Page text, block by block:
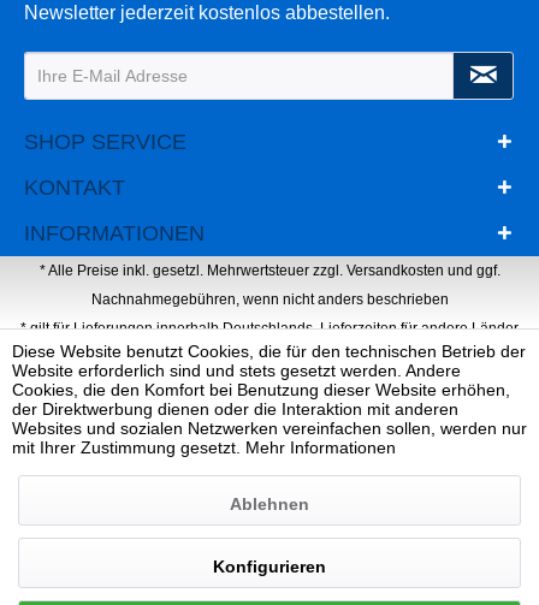
Newsletter jederzeit kostenlos abbestellen.
SHOP SERVICE
KONTAKT
INFORMATIONEN
* Alle Preise inkl. gesetzl. Mehrwertsteuer zzgl. Versandkosten und ggf.
Nachnahmegebühren, wenn nicht anders beschrieben
* gilt für Lieferungen innerhalb Deutschlands, Lieferzeiten für andere Länder
entnehmen Sie bitte der Schaltfläche mit den Versandinformationen
Webdesign, Programmierung & Marketing von Ihrer Werbeagentur Dietz
Diese Website benutzt Cookies, die für den technischen Betrieb der
Website erforderlich sind und stets gesetzt werden. Andere
Cookies, die den Komfort bei Benutzung dieser Website erhöhen,
der Direktwerbung dienen oder die Interaktion mit anderen
Websites und sozialen Netzwerken vereinfachen sollen, werden nur
mit Ihrer Zustimmung gesetzt. Mehr Informationen
Ablehnen
Konfigurieren